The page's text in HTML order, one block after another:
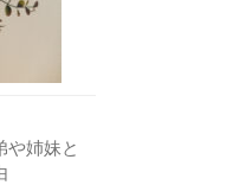
や姉妹と